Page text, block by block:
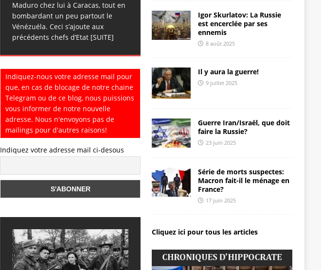
Maduro chez lui à Caracas, tout en
bombardant un peu partout le
Vénézuéla. Ceci s’ajoute aux
précédents chefs d’Etat [SUITE]
Indiquez-nous votre adresse mail pour
que, en cas de blocage de notre chaine
Telegram ou de ce blog, nous puissions
vous informer de notre nouvelle
adresse. Nous n'envoyons pas de
mailings pour d'autres raisons!
Indiquez votre adresse mail ci-desous
Igor Skurlatov: La Russie
est encerclée par ses
ennemis
8 août 2025
Il y aura la guerre!
9 juillet 2025
Guerre Iran/Israël, que doit
faire la Russie?
23 juin 2025
Série de morts suspectes:
Macron fait-il le ménage en
France?
17 juin 2025
Cliquez ici pour tous les articles